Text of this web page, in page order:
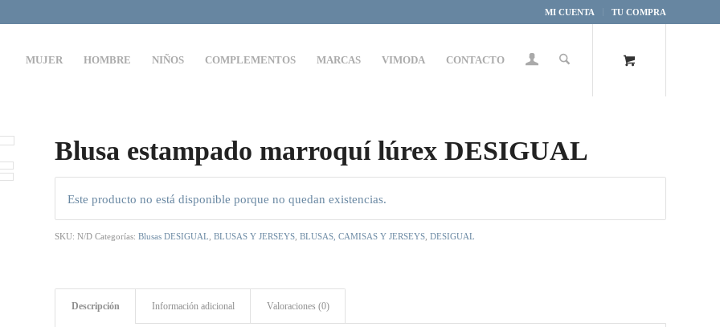
MI CUENTA TU COMPRA
MUJER HOMBRE NIÑOS COMPLEMENTOS MARCAS VIMODA CONTACTO
Blusa estampado marroquí lúrex DESIGUAL
Este producto no está disponible porque no quedan existencias.
SKU:N/D Categorías:Blusas DESIGUAL ,BLUSAS Y JERSEYS ,BLUSAS, CAMISAS Y JERSEYS ,DESIGUAL
Descripción Información adicional Valoraciones (0)